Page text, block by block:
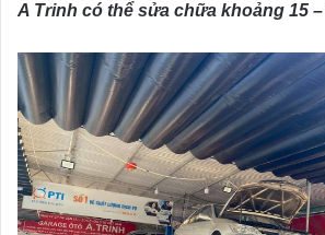
A Trinh có thể sửa chữa khoảng 15 –